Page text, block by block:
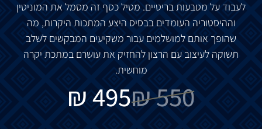
לעבוד על מטבעותבריטיים. מטיל כסף זה מסמל את המוניטין
וההיסטוריה העומדים בבסיס היצע המתכות היקרות, מה
שהופך אותם למושלמים עבור משקיעים המבקשים לשלב
תשוקה לעיצוב עם הרצון להחזיק אתעושרם במתכת יקרה
מוחשית.
550
₪
495
₪